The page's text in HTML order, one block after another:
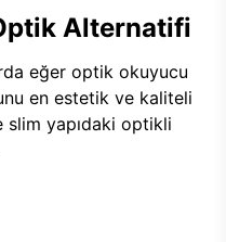
Alternatifi
eğer optik okuyucu
en estetik ve kaliteli
slim yapıdaki optikli